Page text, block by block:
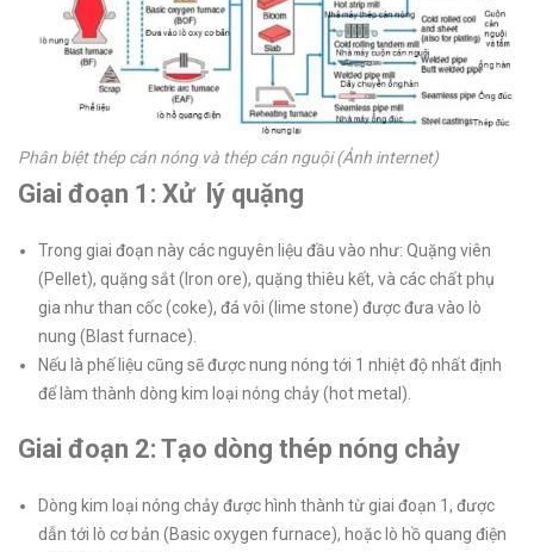
Phân biệt thép cán nóng và thép cán nguội (Ảnh internet)
Giai đoạn 1: Xử lý quặng
Trong giai đoạn này các nguyên liệu đầu vào như: Quặng viên
(Pellet), quặng sắt (Iron ore), quặng thiêu kết, và các chất phụ
gia như than cốc (coke), đá vôi (lime stone) được đưa vào lò
nung (Blast furnace).
Nếu là phế liệu cũng sẽ được nung nóng tới 1 nhiệt độ nhất định
để làm thành dòng kim loại nóng chảy (hot metal).
Giai đoạn 2: Tạo dòng thép nóng chảy
Dòng kim loại nóng chảy được hình thành từ giai đoạn 1, được
dẫn tới lò cơ bản (Basic oxygen furnace), hoặc lò hồ quang điện